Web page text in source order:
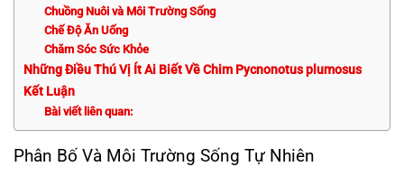
Chuồng Nuôi và Môi Trường Sống
Chế Độ Ăn Uống
Chăm Sóc Sức Khỏe
Những Điều Thú Vị Ít Ai Biết Về Chim Pycnonotus plumosus
Kết Luận
Bài viết liên quan:
Phân Bố Và Môi Trường Sống Tự Nhiên